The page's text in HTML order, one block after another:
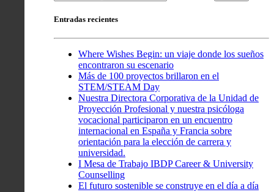
Entradas recientes
Where Wishes Begin: un viaje donde los sueños
encontraron su escenario
Más de 100 proyectos brillaron en el
STEM/STEAM Day
Nuestra Directora Corporativa de la Unidad de
Proyección Profesional y nuestra psicóloga
vocacional participaron en un encuentro
internacional en España y Francia sobre
orientación para la elección de carrera y
universidad.
I Mesa de Trabajo IBDP Career & University
Counselling
El futuro sostenible se construye en el día a día